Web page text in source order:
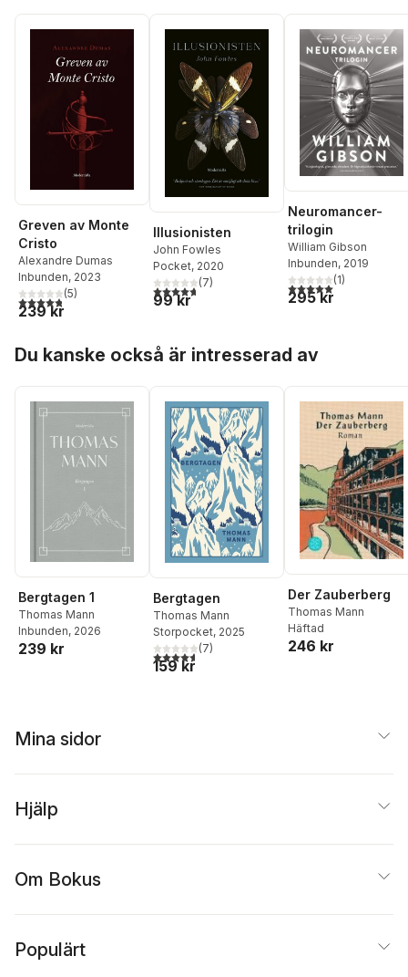
Greven av Monte
Cristo
Alexandre Dumas
Inbunden, 2023
4,8utav 5 stjärnor. Totalt antal röster:
(5)
239 kr
Illusionisten
John Fowles
Pocket, 2020
4,7utav 5 stjärnor. Totalt antal röster:
(7)
99 kr
Neuromancer-
trilogin
William Gibson
Inbunden, 2019
5,0utav 5 stjärnor.
(1)
295 kr
Du kanske också är intresserad av
Bergtagen 1
Thomas Mann
Inbunden, 2026
239 kr
Bergtagen
Thomas Mann
Storpocket, 2025
4,6utav 5 stjärnor. Totalt antal röster:
(7)
159 kr
Der Zauberberg
Thomas Mann
Häftad
246 kr
Mina sidor
Hjälp
Om Bokus
Populärt